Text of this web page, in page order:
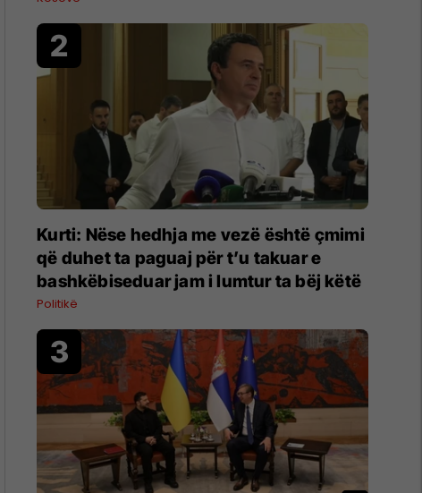
Kurti: Nëse hedhja me vezë është çmimi
që duhet ta paguaj për t’u takuar e
bashkëbiseduar jam i lumtur ta bëj këtë
Politikë